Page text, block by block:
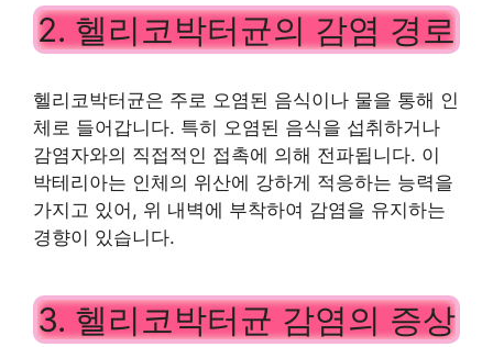
2. 헬리코박터균의 감염 경로
헬리코박터균은 주로 오염된 음식이나 물을 통해 인
체로 들어갑니다. 특히 오염된 음식을 섭취하거나
감염자와의 직접적인 접촉에 의해 전파됩니다. 이
박테리아는 인체의 위산에 강하게 적응하는 능력을
가지고 있어, 위 내벽에 부착하여 감염을 유지하는
경향이 있습니다.
3. 헬리코박터균 감염의 증상